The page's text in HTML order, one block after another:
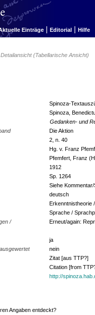
Einträge | Editorial | Hilfe
(Tabellarische Ansicht)
Spinoza-
Spinoza,
Gedanken- und
Die Aktion
2, n. 40
Hg. v. Franz
Pfemfert, Franz
1912
Sp. 1264
Siehe
deutsch
Erkenntnistheorie
Sprache /
/
Erneut/again:
ja
nein
Zitat [aus TTP?]
Citation [from
http://
Angaben entdeckt?